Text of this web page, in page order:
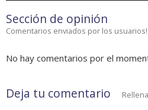
Sección de opinión
Comentarios enviados por los usuarios!
No hay comentarios por el
Deja tu comentario